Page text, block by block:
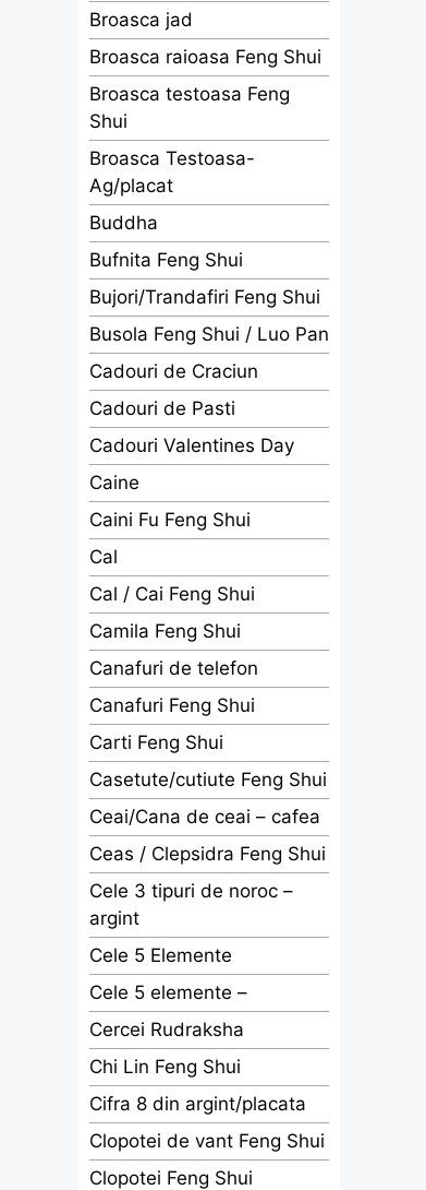
Broasca jad
Broasca raioasa Feng Shui
Broasca testoasa Feng
Shui
Broasca Testoasa-
Ag/placat
Buddha
Bufnita Feng Shui
Bujori/Trandafiri Feng Shui
Busola Feng Shui / Luo Pan
Cadouri de Craciun
Cadouri de Pasti
Cadouri Valentines Day
Caine
Caini Fu Feng Shui
Cal
Cal / Cai Feng Shui
Camila Feng Shui
Canafuri de telefon
Canafuri Feng Shui
Carti Feng Shui
Casetute/cutiute Feng Shui
Ceai/Cana de ceai – cafea
Ceas / Clepsidra Feng Shui
Cele 3 tipuri de noroc –
argint
Cele 5 Elemente
Cele 5 elemente –
Cercei Rudraksha
Chi Lin Feng Shui
Cifra 8 din argint/placata
Clopotei de vant Feng Shui
Clopotei Feng Shui